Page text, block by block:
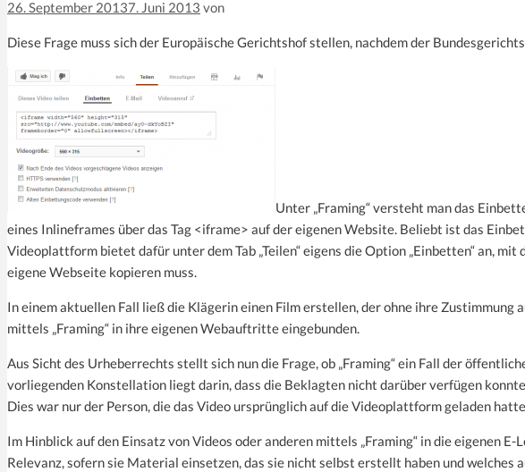
26. September 20137. Juni 2013 von
Diese Frage muss sich der Europäische Gerichtshof stellen, nachdem der
Unter „Framing“ versteht man das
eines Inlineframes über das Tag <iframe> auf der eigenen Website. Beliebt ist das
Videoplattform bietet dafür unter dem Tab „Teilen“ eigens die Option „Einbetten“ an, mit
eigene Webseite kopieren muss.
In einem aktuellen Fall ließ die Klägerin einen Film erstellen, der ohne ihre
mittels „Framing“ in ihre eigenen Webauftritte eingebunden.
Aus Sicht des Urheberrechts stellt sich nun die Frage, ob „Framing“ ein Fall der
vorliegenden Konstellation liegt darin, dass die Beklagten nicht darüber verfügen
Dies war nur der Person, die das Video ursprünglich auf die Videoplattform geladen
Im Hinblick auf den Einsatz von Videos oder anderen mittels „Framing“ in die eigenen
Relevanz, sofern sie Material einsetzen, das sie nicht selbst erstellt haben und